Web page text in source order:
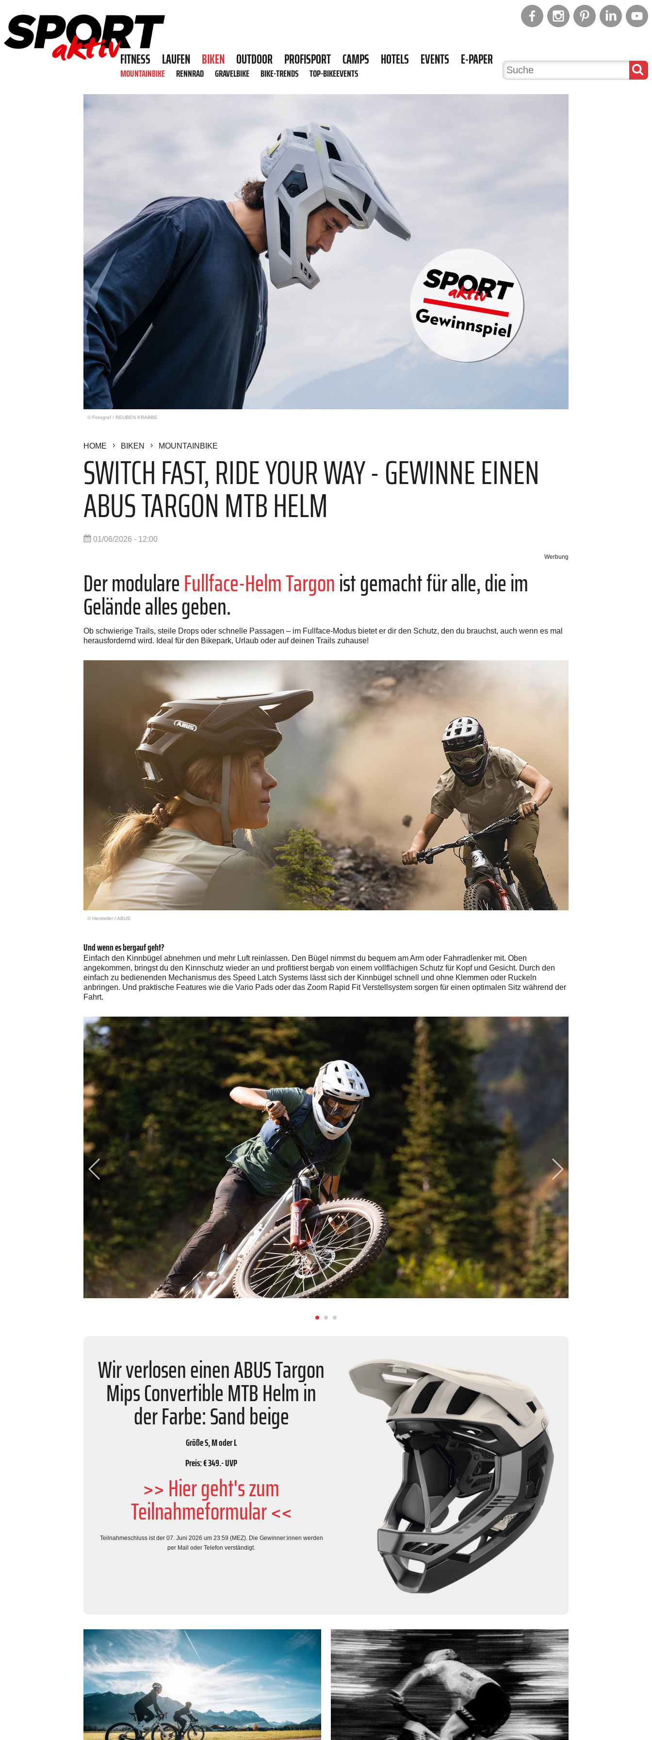
FITNESS LAUFEN BIKEN OUTDOOR PROFISPORT CAMPS HOTELS EVENTS E-PAPER
MOUNTAINBIKE RENNRAD GRAVELBIKE BIKE-TRENDS TOP-BIKEEVENTS
© Fotograf / REUBEN KRABBE
HOME BIKEN MOUNTAINBIKE
SWITCH FAST, RIDE YOUR WAY - GEWINNE EINEN
ABUS TARGON MTB HELM
01/06/2026 - 12:00
Werbung
Der modulareFullface-Helm Targonist gemacht für alle, die im
Gelände alles geben.
Ob schwierige Trails, steile Drops oder schnelle Passagen – im Fullface-Modus bietet er dir den Schutz, den du brauchst, auch wenn es mal
herausfordernd wird. Ideal für den Bikepark, Urlaub oder auf deinen Trails zuhause!
© Hersteller /ABUS
Und wenn es bergauf geht?
Einfach den Kinnbügel abnehmen und mehr Luft reinlassen. Den Bügel nimmst du bequem am Arm oder Fahrradlenker mit. Oben
angekommen, bringst du den Kinnschutz wieder an und profitierst bergab von einem vollflächigen Schutz für Kopf und Gesicht. Durch den
einfach zu bedienenden Mechanismus des Speed Latch Systems lässt sich der Kinnbügel schnell und ohne Klemmen oder Ruckeln
anbringen. Und praktische Features wie die Vario Pads oder das Zoom Rapid Fit Verstellsystem sorgen für einen optimalen Sitz während der
Fahrt.
Wir verlosen einen ABUS Targon
Mips Convertible MTB Helm in
der Farbe: Sand beige
Größe S, M oder L
Preis: € 349.- UVP
>> Hier geht's zum
Teilnahmeformular <<
Teilnahmeschluss ist der 07. Juni 2026 um 23:59 (MEZ). Die Gewinner:innen werden
per Mail oder Telefon verständigt.